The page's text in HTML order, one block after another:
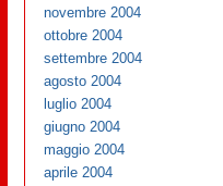
novembre 2004
ottobre 2004
settembre 2004
agosto 2004
luglio 2004
giugno 2004
maggio 2004
aprile 2004